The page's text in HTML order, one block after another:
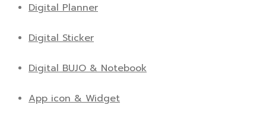
Digital Planner
Digital Sticker
Digital BUJO & Notebook
App icon & Widget